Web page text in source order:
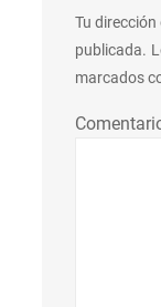
Tu
publicada.
marcados